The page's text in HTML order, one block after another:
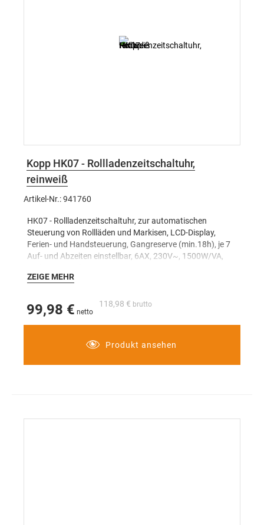
Kopp HK07 - Rollladenzeitschaltuhr,
reinweiß
Artikel-Nr.: 941760
HK07 - Rollladenzeitschaltuhr, zur automatischen
Steuerung von Rollläden und Markisen, LCD-Display,
Ferien- und Handsteuerung, Gangreserve (min.18h), je 7
Auf- und Abzeiten einstellbar, 6AX, 230V~, 1500W/VA,
ZEIGE MEHR
118,98 €
99,98 €
Produkt ansehen